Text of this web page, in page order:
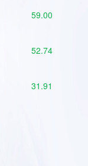
59.00
52.74
31.91